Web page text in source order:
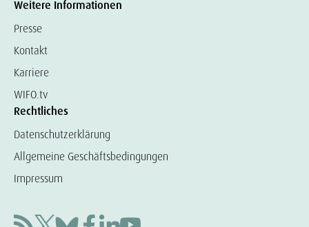
Weitere Informationen
Presse
Kontakt
Karriere
WIFO.tv
Rechtliches
Datenschutzerklärung
Allgemeine Geschäftsbedingungen
Impressum